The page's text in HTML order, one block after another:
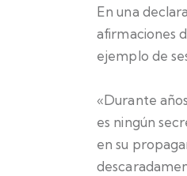
En una
afirmaciones
ejemplo de
«Durante
es ningún
en su